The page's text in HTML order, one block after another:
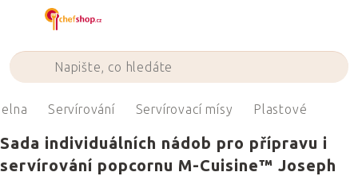
Servírování Servírovací mísy Plastové
Sada individuálních nádob pro přípravu i
servírování popcornu M-Cuisine™ Joseph